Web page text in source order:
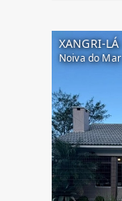
XANGRI-LÁ
Noiva do Mar